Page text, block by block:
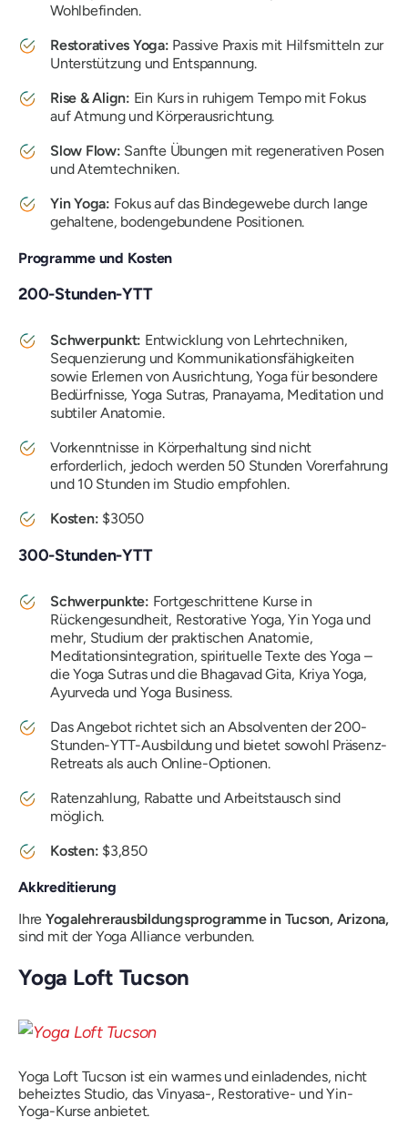
Wohlbefinden.
Restoratives Yoga: Passive Praxis mit Hilfsmitteln zur
Unterstützung und Entspannung.
Rise & Align: Ein Kurs in ruhigem Tempo mit Fokus
auf Atmung und Körperausrichtung.
Slow Flow: Sanfte Übungen mit regenerativen Posen
und Atemtechniken.
Yin Yoga: Fokus auf das Bindegewebe durch lange
gehaltene, bodengebundene Positionen.
Programme und Kosten
200-Stunden-YTT
Schwerpunkt: Entwicklung von Lehrtechniken,
Sequenzierung und Kommunikationsfähigkeiten
sowie Erlernen von Ausrichtung, Yoga für besondere
Bedürfnisse, Yoga Sutras, Pranayama, Meditation und
subtiler Anatomie.
Vorkenntnisse in Körperhaltung sind nicht
erforderlich, jedoch werden 50 Stunden Vorerfahrung
und 10 Stunden im Studio empfohlen.
Kosten: $3050
300-Stunden-YTT
Schwerpunkte: Fortgeschrittene Kurse in
Rückengesundheit, Restorative Yoga, Yin Yoga und
mehr, Studium der praktischen Anatomie,
Meditationsintegration, spirituelle Texte des Yoga –
die Yoga Sutras und die Bhagavad Gita, Kriya Yoga,
Ayurveda und Yoga Business.
Das Angebot richtet sich an Absolventen der 200-
Stunden-YTT-Ausbildung und bietet sowohl Präsenz-
Retreats als auch Online-Optionen.
Ratenzahlung, Rabatte und Arbeitstausch sind
möglich.
Kosten: $3,850
Akkreditierung
Ihre Yogalehrerausbildungsprogramme in Tucson, Arizona,
sind mit der Yoga Alliance verbunden.
Yoga Loft Tucson
Yoga Loft Tucson ist ein warmes und einladendes, nicht
beheiztes Studio, das Vinyasa-, Restorative- und Yin-
Yoga-Kurse anbietet.